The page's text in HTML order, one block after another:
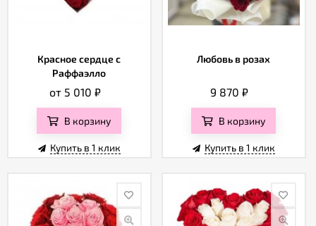
Красное сердце с
Раффаэлло
от 5 010 ₽
В корзину
Купить в 1 клик
Любовь в розах
9 870₽
В корзину
Купить в 1 клик